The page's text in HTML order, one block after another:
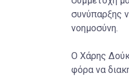
συνύπαρξης
νοημοσύνη.
Ο Χάρης
φόρα να